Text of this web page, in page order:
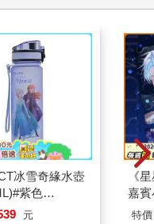
個變成園丁的律師，最後
滅絕，對做科學研究的人
？
的公平？
居所，但在海上人才可能
人會對另一個人完全傾
，他們學習對方的語言，
氣象、機械或人類學家。
冰雪奇緣水壺
紫色
元
《
嘉
特價